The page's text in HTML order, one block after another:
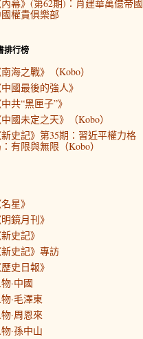
內幕》(第62期)：肖建華萬億帝國
權貴俱樂部
排行榜
南海之戰》（Kobo）
中國最後的強人》
中共“黑匣子”》
中國未定之天》（Kobo）
新史記》第35期：習近平權力格
有限與無限（Kobo）
名星》
明鏡月刊》
新史記》
新史記》專訪
歷史日報》
·中國
·毛澤東
·周恩來
·孫中山